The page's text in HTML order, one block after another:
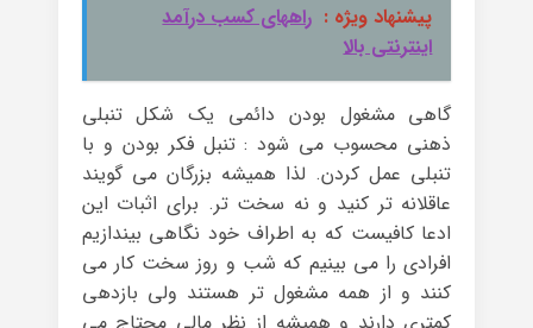
پیشنهاد ویژه : راههای کسب درآمد
اینترنتی بالا
گاهی مشغول بودن دائمی یک شکل تنبلی
ذهنی محسوب می شود : تنبل فکر بودن و با
تنبلی عمل کردن. لذا همیشه بزرگان می گویند
عاقلانه تر کنید و نه سخت تر. برای اثبات این
ادعا کافیست که به اطراف خود نگاهی بیندازیم
افرادی را می بینیم که شب و روز سخت کار می
کنند و از همه مشغول تر هستند ولی بازدهی